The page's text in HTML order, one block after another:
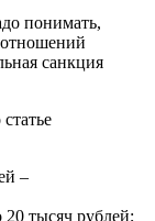
понимать,
санкция
–
тысяч рублей;